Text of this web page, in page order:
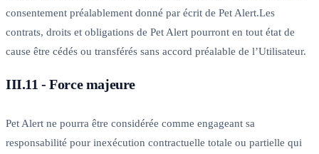
consentement préalablement donné par écrit de Pet Alert.Les
contrats, droits et obligations de Pet Alert pourront en tout état de
cause être cédés ou transférés sans accord préalable de l’Utilisateur.
III.11 - Force majeure
Pet Alert ne pourra être considérée comme engageant sa
responsabilité pour inexécution contractuelle totale ou partielle qui